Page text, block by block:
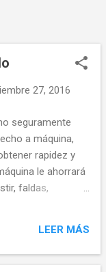
tensión está en
canilla es la
27, 2016
seguramente
a máquina,
rapidez y
le ahorrará
faldas,
del modelo
prensatelas que
LEER MÁS